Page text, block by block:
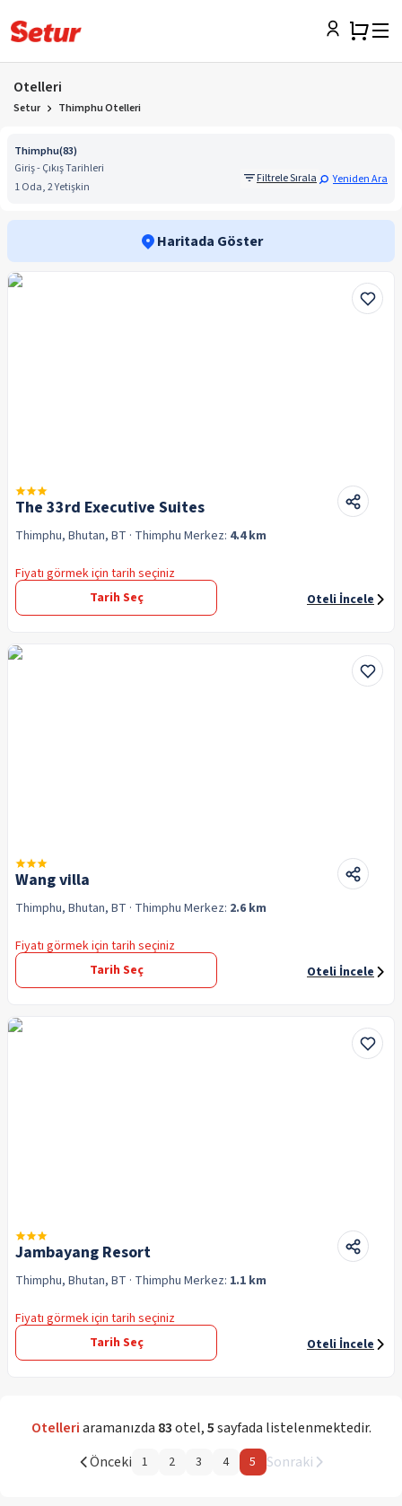
Otelleri
Setur Thimphu Otelleri
Thimphu(83)
Giriş - Çıkış Tarihleri
1 Oda, 2 Yetişkin
Filtrele Sırala Yeniden Ara
Haritada Göster
The 33rd Executive Suites
Thimphu, Bhutan, BT · Thimphu Merkez: 4.4 km
Fiyatı görmek için tarih seçiniz
Tarih Seç
Oteli İncele
Wang villa
Thimphu, Bhutan, BT · Thimphu Merkez: 2.6 km
Fiyatı görmek için tarih seçiniz
Tarih Seç
Oteli İncele
Jambayang Resort
Thimphu, Bhutan, BT · Thimphu Merkez: 1.1 km
Fiyatı görmek için tarih seçiniz
Tarih Seç
Oteli İncele
Otelleriaramanızda 83otel,5sayfada listelenmektedir.
Önceki 1 2 3 4 5 Sonraki